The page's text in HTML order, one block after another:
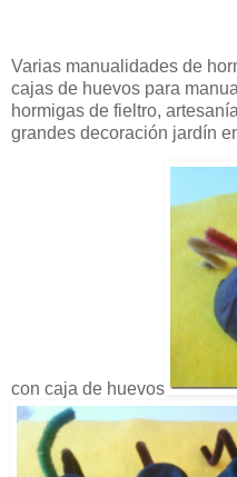
Varias manualidades de
cajas de huevos para
hormigas de fieltro,
grandes decoración jardín
con caja de huevos